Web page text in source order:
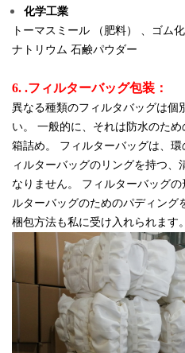
化学工業
トーマスミール （肥料） 、ゴム
ナトリウム 石鹸パウダー
6. .フィルターバッグ包装：
異なる種類のフィルタバッグは個
い。 一般的に、それは防水のため
箱詰め。 フィルターバッグは、
ィルターバッグのリングを持つ
なりません。 フィルターバッグ
ルターバッグのためのパディング
梱包方法も私に受け入れられます。